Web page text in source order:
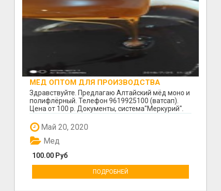
МЁД ОПТОМ ДЛЯ ПРОИЗВОДСТВА
Здравствуйте. Предлагаю Алтайский мёд моно и
полифлёрный. Телефон 9619925100 (ватсап).
Цена от 100 р. Документы, система"Меркурий".
Май 20, 2020
100.00 Руб
Мед
ПОДРОБНЕЙ